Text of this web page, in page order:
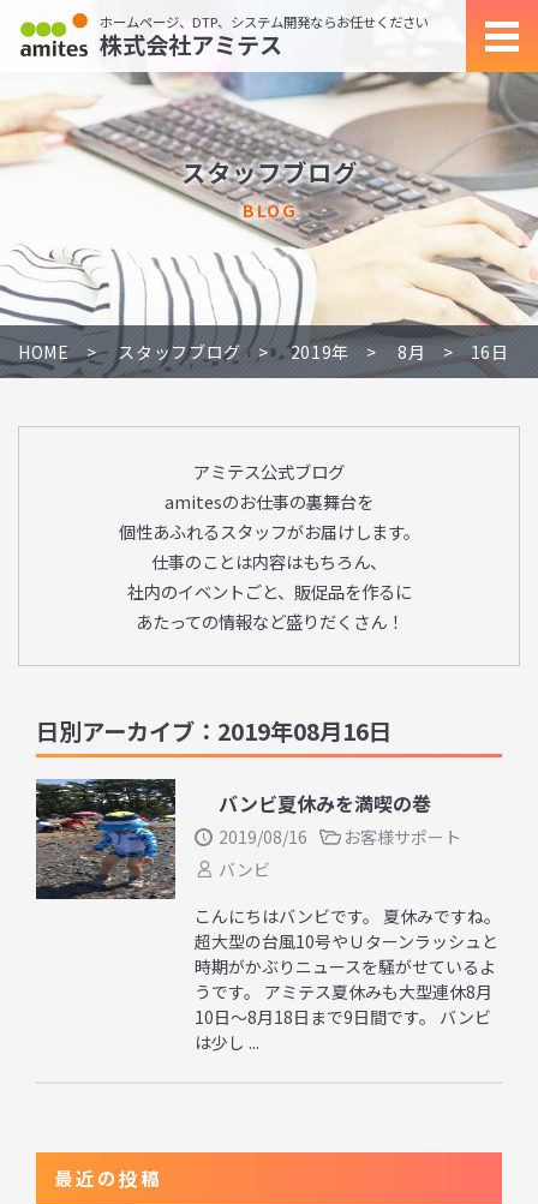
ホームページ、DTP、システム開発ならお任せください
株式会社アミテス
スタッフブログ
BLOG
HOME スタッフブログ 2019年 8月 16日
アミテス公式ブログ
amitesのお仕事の裏舞台を
個性あふれるスタッフがお届けします。
仕事のことは内容はもちろん、
社内のイベントごと、販促品を作るに
あたっての情報など盛りだくさん！
日別アーカイブ：2019年08月16日
バンビ夏休みを満喫の巻
2019/08/16
お客様サポート
バンビ
こんにちはバンビです。 夏休みですね。
超大型の台風10号やＵターンラッシュと
時期がかぶりニュースを騒がせているよ
うです。 アミテス夏休みも大型連休8月
10日～8月18日まで9日間です。 バンビ
は少し ...
最近の投稿